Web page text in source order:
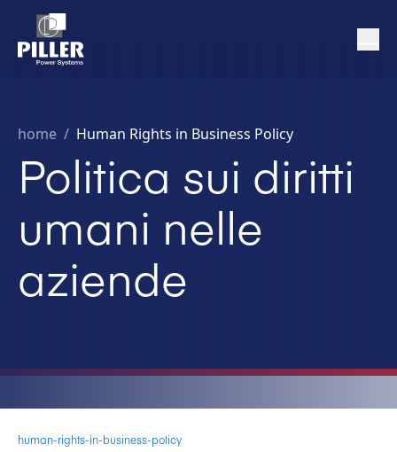
home / Human Rights in Business Policy
Politica sui diritti
umani nelle
aziende
human-rights-in-business-policy